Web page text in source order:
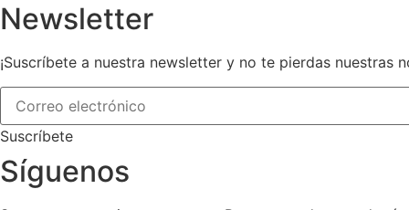
Newsletter
¡Suscríbete a nuestra newsletter y no te pierdas nuestras
Suscríbete
Síguenos